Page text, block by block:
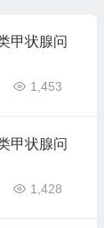
甲状腺问
1,453
甲状腺问
1,428